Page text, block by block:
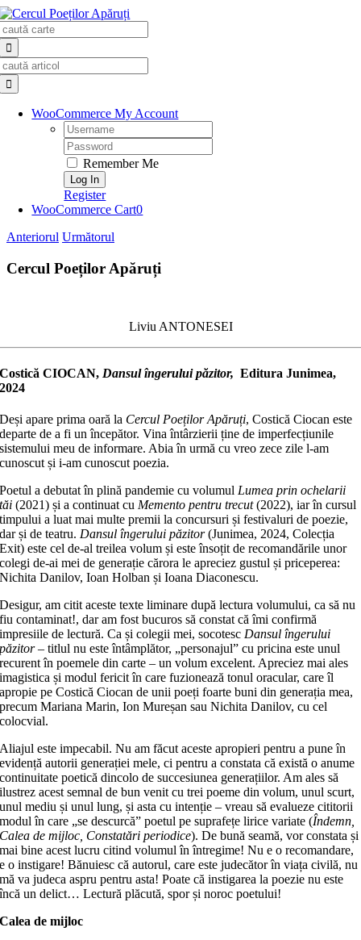
Skip
to
content
WooCommerce My Account
Username:
Password:
Remember Me
Register
WooCommerce Cart0
Anteriorul Următorul
Cercul Poeților Apăruți
Liviu ANTONESEI
Costică CIOCAN, Dansul îngerului păzitor, Editura Junimea,
2024
Deși apare prima oară la Cercul Poeților Apăruți, Costică Ciocan este
departe de a fi un începător. Vina întârzierii ține de imperfecțiunile
sistemului meu de informare. Abia în urmă cu vreo zece zile l-am
cunoscut și i-am cunoscut poezia.
Poetul a debutat în plină pandemie cu volumul Lumea prin ochelarii
tăi (2021) și a continuat cu Memento pentru trecut(2022), iar în cursul
timpului a luat mai multe premii la concursuri și festivaluri de poezie,
dar și de teatru. Dansul îngerului păzitor(Junimea, 2024, Colecția
Exit) este cel de-al treilea volum și este însoțit de recomandările unor
colegi de-ai mei de generație cărora le apreciez gustul și priceperea:
Nichita Danilov, Ioan Holban și Ioana Diaconescu.
Desigur, am citit aceste texte liminare după lectura volumului, ca să nu
fiu contaminat!, dar am fost bucuros să constat că îmi confirmă
impresiile de lectură. Ca și colegii mei, socotesc Dansul îngerului
păzitor– titlul nu este întâmplător, „personajul” cu pricina este unul
recurent în poemele din carte – un volum excelent. Apreciez mai ales
imagistica și modul fericit în care fuzionează tonul oracular, care îl
apropie pe Costică Ciocan de unii poeți foarte buni din generația mea,
precum Mariana Marin, Ion Mureșan sau Nichita Danilov, cu cel
colocvial.
Aliajul este impecabil. Nu am făcut aceste apropieri pentru a pune în
evidență autorii generației mele, ci pentru a constata că există o anume
continuitate poetică dincolo de succesiunea generațiilor. Am ales să
ilustrez acest semnal de bun venit cu trei poeme din volum, unul scurt,
unul mediu și unul lung, și asta cu intenție – vreau să evalueze cititorii
modul în care „se descurcă” poetul pe suprafețe lirice variate (Îndemn,
Calea de mijloc, Constatări periodice). De bună seamă, vor constata și
mai bine acest lucru citind volumul în întregime! Nu e o recomandare,
e o instigare! Bănuiesc că autorul, care este judecător în viața civilă, nu
mă va judeca aspru pentru asta! Poate că instigarea la poezie nu este
încă un delict… Lectură plăcută, spor și noroc poetului!
Calea de mijloc